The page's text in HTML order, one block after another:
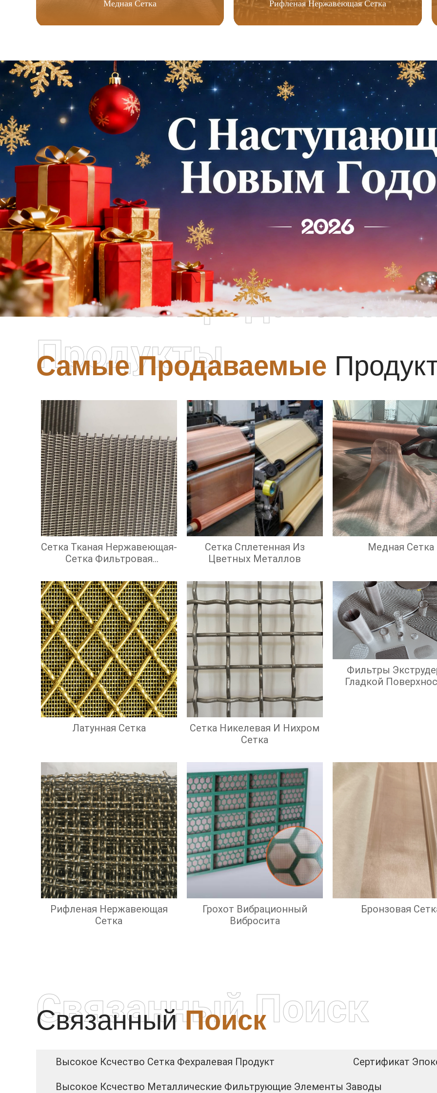
Медная Сетка Рифленая Нержавеющая Сетка
Самые Продаваемые
Самые Продаваемые
Продукты
Сетка Тканая Нержавеющая-
Сетка Фильтровая
Сетка Сплетенная Из
Цветных Металлов
Медная Сетка
Латунная Сетка
Сетка Никелевая И Нихром
Сетка
Фильтры
Гладкой
Рифленая Нержавеющая
Сетка
Грохот Вибрационный
Вибросита
Бронзовая
СвязанныйПоиск
Связанный Поиск
Высокое Ксчество Сетка Фехралевая Продукт Сертификат
Высокое Ксчество Металлические Фильтрующие Элементы Заводы